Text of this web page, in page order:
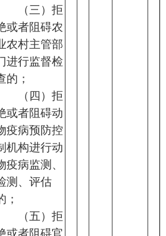
（三）拒
或者阻碍农
农村主管部
进行监督检
的；
（四）拒
或者阻碍动
疫病预防控
机构进行动
疫病监测、
测、评估
；
（五）拒